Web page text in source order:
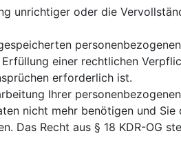
unrichtiger oder die
einer rechtlichen
erforderlich ist.
Ihrer
nicht mehr benötigen und Sie
Das Recht aus § 18 KDR-OG